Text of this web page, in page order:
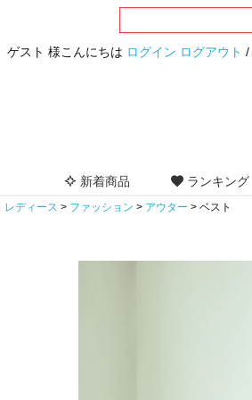
ゲスト 様こんにちは ログイン ログアウト /
新着商品 ランキング
レディース ファッション アウター ベスト